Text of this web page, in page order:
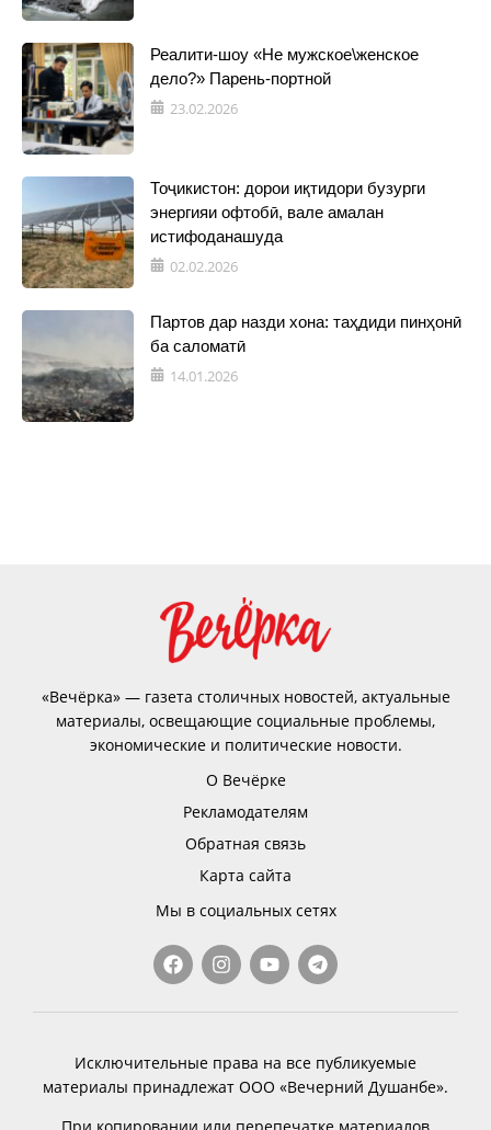
Реалити-шоу «Не мужское\женское
дело?» Парень-портной
23.02.2026
Тоҷикистон: дорои иқтидори бузурги
энергияи офтобӣ, вале амалан
истифоданашуда
02.02.2026
Партов дар назди хона: таҳдиди пинҳонӣ
ба саломатӣ
14.01.2026
«Вечёрка» — газета столичных новостей, актуальные
материалы, освещающие социальные проблемы,
экономические и политические новости.
О Вечёрке
Рекламодателям
Обратная связь
Карта сайта
Мы в социальных сетях
Исключительные права на все публикуемые
материалы принадлежат ООО «Вечерний Душанбе».
При копировании или перепечатке материалов